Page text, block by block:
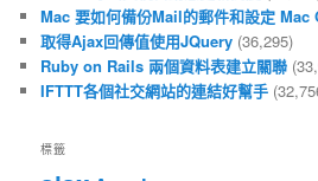
Mac 要如何備份Mail的郵件和設定 Mac
取得Ajax回傳值使用JQuery (36,295)
Ruby on Rails 兩個資料表建立關聯
IFTTT各個社交網站的連結好幫手
標籤